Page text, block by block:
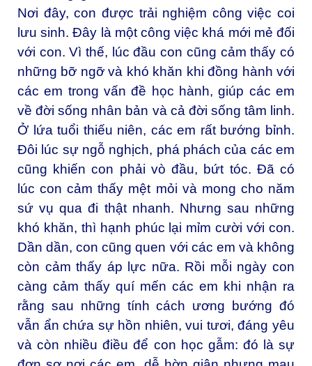
Nơi đây, con được trải nghiệm công việc coi
lưu sinh. Đây là một công việc khá mới mẻ đối
với con. Vì thế, lúc đầu con cũng cảm thấy có
những bỡ ngỡ và khó khăn khi đồng hành với
các em trong vấn đề học hành, giúp các em
về đời sống nhân bản và cả đời sống tâm linh.
Ở lứa tuổi thiếu niên, các em rất bướng bỉnh.
Đôi lúc sự ngỗ nghịch, phá phách của các em
cũng khiến con phải vò đầu, bứt tóc. Đã có
lúc con cảm thấy mệt mỏi và mong cho năm
sứ vụ qua đi thật nhanh. Nhưng sau những
khó khăn, thì hạnh phúc lại mỉm cười với con.
Dần dần, con cũng quen với các em và không
còn cảm thấy áp lực nữa. Rồi mỗi ngày con
càng cảm thấy quí mến các em khi nhận ra
rằng sau những tính cách ương bướng đó
vẫn ẩn chứa sự hồn nhiên, vui tươi, đáng yêu
và còn nhiều điều để con học gẫm: đó là sự